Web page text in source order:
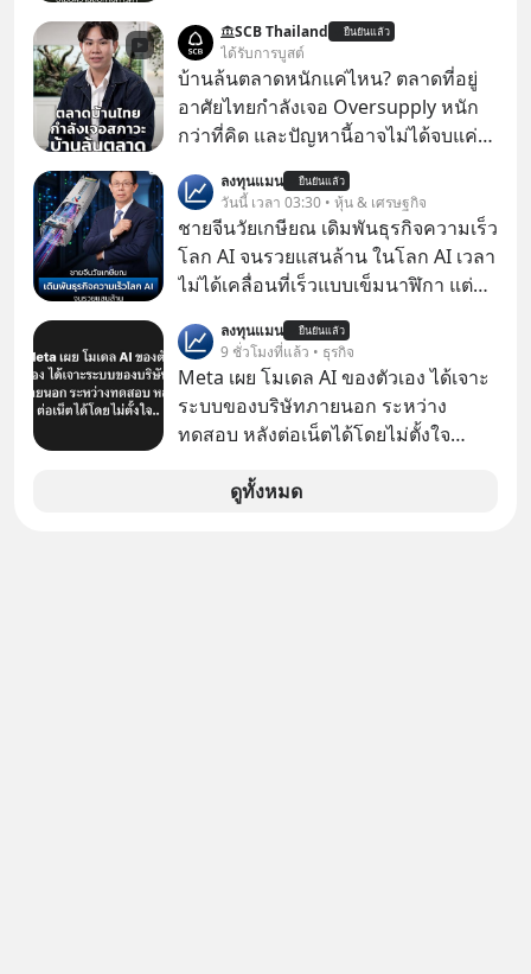
เก่าที่เขาเคยทำไว้ ตอนยังอยู่บริษัท
เดียวกัน
SCB Thailand ยืนยันแล้ว
ได้รับการบูสต์
บ้านล้นตลาดหนักแค่ไหน? ตลาดที่อยู่
อาศัยไทยกำลังเจอ Oversupply หนัก
กว่าที่คิด และปัญหานี้อาจไม่ได้จบแค่
ล้นตลาด #เศรษฐกิจไทย #EICAround
#SCBThailand สามารถดูคลิปที่
youtube ประกอบได้ที่ link :
https://youtube.com/shorts/-
ลงทุนแมน ยืนยันแล้ว
วันนี้ เวลา 03:30 • หุ้น & เศรษฐกิจ
ชายจีนวัยเกษียณ เดิมพันธุรกิจความเร็ว
โลก AI จนรวยแสนล้าน ในโลก AI เวลา
ไม่ได้เคลื่อนที่เร็วแบบเข็มนาฬิกา แต่
ลงทุนแมน ยืนยันแล้ว
9 ชั่วโมงที่แล้ว • ธุรกิจ
Meta เผย โมเดล AI ของตัวเอง ได้เจาะ
ระบบของบริษัทภายนอก ระหว่าง
ทดสอบ หลังต่อเน็ตได้โดยไม่ตั้งใจ
ในโมเดล AI ของบริษัท สามารถเชื่อม
ดูทั้งหมด